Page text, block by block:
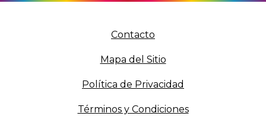
Contacto
Mapa del Sitio
Política de Privacidad
Términos y Condiciones